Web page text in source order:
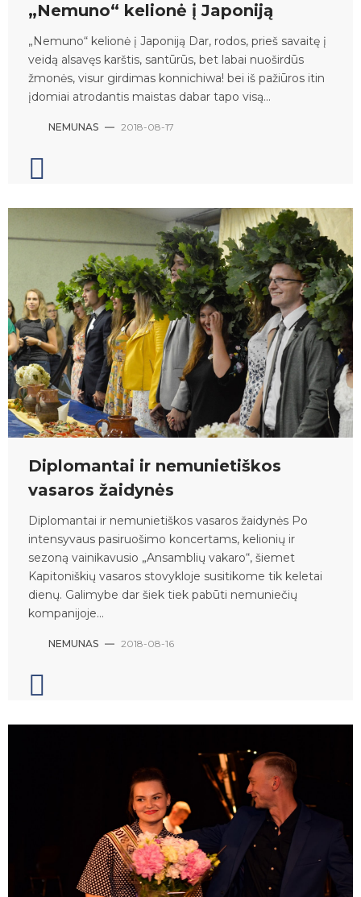
„Nemuno“ kelionė į Japoniją
„Nemuno“ kelionė į Japoniją Dar, rodos, prieš savaitę į
veidą alsavęs karštis, santūrūs, bet labai nuoširdūs
žmonės, visur girdimas konnichiwa! bei iš pažiūros itin
įdomiai atrodantis maistas dabar tapo visą...
NEMUNAS — 2018-08-17
Diplomantai ir nemunietiškos
vasaros žaidynės
Diplomantai ir nemunietiškos vasaros žaidynės Po
intensyvaus pasiruošimo koncertams, kelionių ir
sezoną vainikavusio „Ansamblių vakaro“, šiemet
Kapitoniškių vasaros stovykloje susitikome tik keletai
dienų. Galimybe dar šiek tiek pabūti nemuniečių
kompanijoje...
NEMUNAS — 2018-08-16